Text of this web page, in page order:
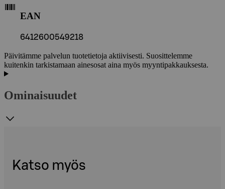
EAN
6412600549218
Päivitämme palvelun tuotetietoja aktiivisesti. Suosittelemme
kuitenkin tarkistamaan ainesosat aina myös myyntipakkauksesta.
Ominaisuudet
Katso myös